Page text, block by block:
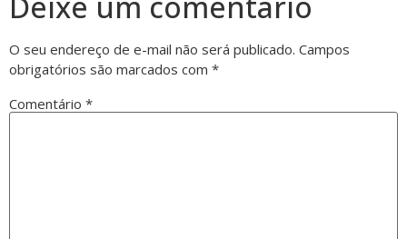
O seu endereço de e-mail não será publicado. Campos
obrigatórios são marcados com *
Comentário *